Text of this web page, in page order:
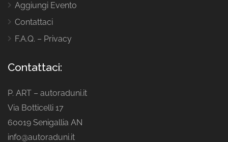
Aggiungi Evento
Contattaci
F.A.Q. – Privacy
Contattaci:
P. ART – autoraduni.it
Via Botticelli 17
60019 Senigallia AN
info@autoraduni.it